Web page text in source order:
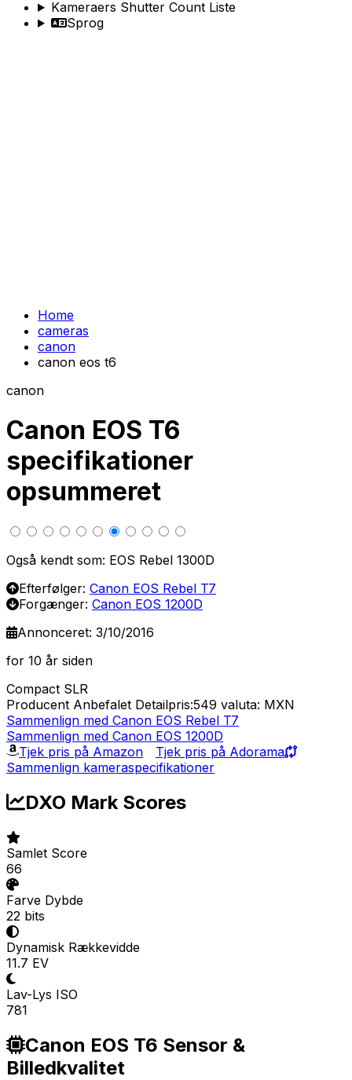
Kameraers Shutter Count Liste
Sprog
Home
cameras
canon
canon eos t6
canon
Canon EOS T6
specifikationer
opsummeret
Også kendt som: EOS Rebel 1300D
Efterfølger: Canon EOS Rebel T7
Forgænger: Canon EOS 1200D
Annonceret: 3/10/2016
for 10 år siden
Compact SLR
Producent Anbefalet Detailpris:549 valuta: MXN
Sammenlign med Canon EOS Rebel T7
Sammenlign med Canon EOS 1200D
Tjek pris på Amazon
Tjek pris på Adorama
Sammenlign kameraspecifikationer
DXO Mark Scores
Samlet Score
66
Farve Dybde
22 bits
Dynamisk Rækkevidde
11.7 EV
Lav-Lys ISO
781
Canon EOS T6 Sensor &
Billedkvalitet